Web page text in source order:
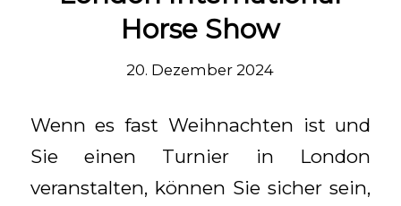
Horse Show
20. Dezember 2024
Wenn es fast Weihnachten ist und
Sie einen Turnier in London
veranstalten, können Sie sicher sein,